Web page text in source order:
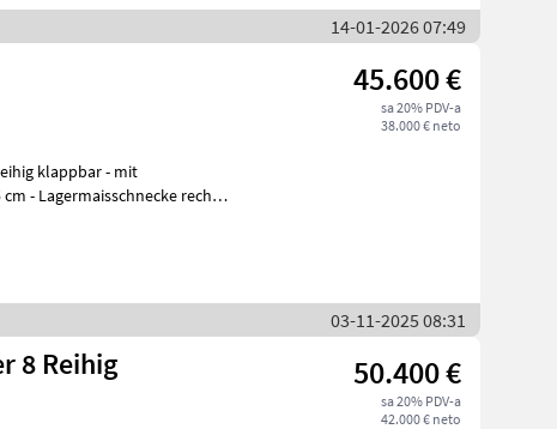
14-01-2026 07:49
45.600 €
sa 20% PDV-a
38.000 € neto
klappbar - mit
- Lagermaisschnecke rechts
03-11-2025 08:31
8 Reihig 50.400 €
sa 20% PDV-a
42.000 € neto